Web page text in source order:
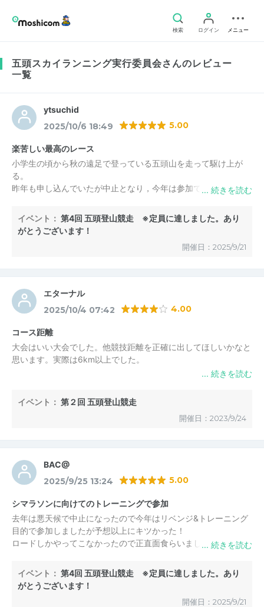
検索 ログイン メニュー
五頭スカイランニング実行委員会さんのレビュー
一覧
ytsuchid
2025/10/6 18:49 5.00
楽苦しい最高のレース
小学生の頃から秋の遠足で登っている五頭山を走って駆け上が
る。
昨年も申し込んでいたが中止となり，今年は参加できてよかっ
楽苦しい最高のレースでした。参加料金も安く，参加賞も豪華。
また来年も参加したい。
※閉会式の抽選会について，宿泊券やお米，メロン等は
紛れて参加している状況も見られたので，
高額でないものは，レース中に事務局で事前抽選して
番号を掲示する形も検討してください。
イベント： 第4回 五頭登山競走 ※定員に達しました。あり
がとうございます！
開催日：2025/9/21
エターナル
2025/10/4 07:42 4.00
コース距離
大会はいい大会でした。他競技距離を正確に出してほしいかなと
思います。実際は6km以上でした。
イベント： 第２回 五頭登山競走
開催日：2023/9/24
BAC@
2025/9/25 13:24 5.00
シマラソンに向けてのトレーニングで参加
去年は悪天候で中止になったので今年はリベンジ&トレーニング
目的で参加しましたが予想以上にキツかった！
ロードしかやってこなかったので正直面食らいましたがそれでも
登りの体力もつきそうだし他にもトレイルをやってみたくなりま
した！
ありがとうございました！
イベント： 第4回 五頭登山競走 ※定員に達しました。あり
がとうございます！
開催日：2025/9/21